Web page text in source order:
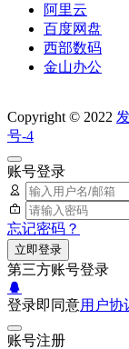
阿里云
百度网盘
西部数码
金山办公
Copyright © 2022
号-4
账号登录
忘记密码？
立即登录
第三方账号登录
登录即同意用户协
账号注册